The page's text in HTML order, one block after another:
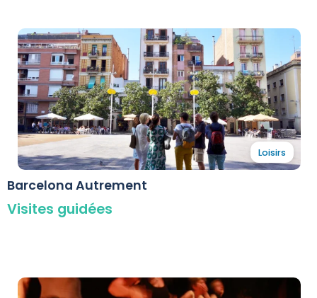
Loisirs
Barcelona Autrement
Visites guidées